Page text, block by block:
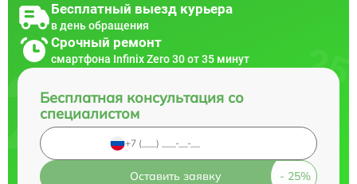
Бесплатный выезд курьера
в день обращения
Срочный ремонт
смартфона Infinix Zero 30 от 35 минут
Бесплатная консультация со
специалистом
Оставить заявку